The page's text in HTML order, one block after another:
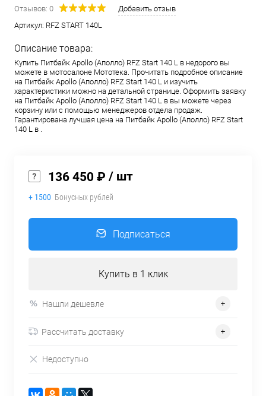
Отзывов: 0
Добавить отзыв
Артикул: RFZ START 140L
Описание товара:
Купить Питбайк Apollo (Аполло) RFZ Start 140 L в недорого вы
можете в мотосалоне Мототека. Прочитать подробное описание
на Питбайк Apollo (Аполло) RFZ Start 140 L и изучить
характеристики можно на детальной странице. Оформить заявку
на Питбайк Apollo (Аполло) RFZ Start 140 L в вы можете через
корзину или с помощью менеджеров отдела продаж.
Гарантирована лучшая цена на Питбайк Apollo (Аполло) RFZ Start
140 L в .
136 450 ₽ / шт
+ 1500 Бонусных рублей
Подписаться
Купить в 1 клик
Нашли дешевле
Рассчитать доставку
Недоступно